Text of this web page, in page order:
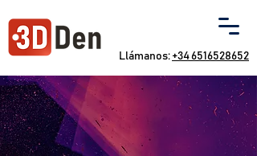
Llámanos: +34 6516528652